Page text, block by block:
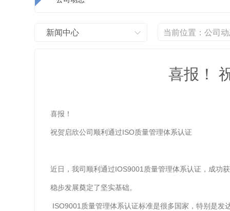
新闻中心 当前位置：公司
喜报！
喜报！
祝贺启欣公司顺利通过ISO质量管理体系认证
近日，我司顺利通过IOS9001质量管理体系认证，成功
稳步发展奠定了坚实基础。
ISO9001质量管理体系认证标准是很多国家，特别是